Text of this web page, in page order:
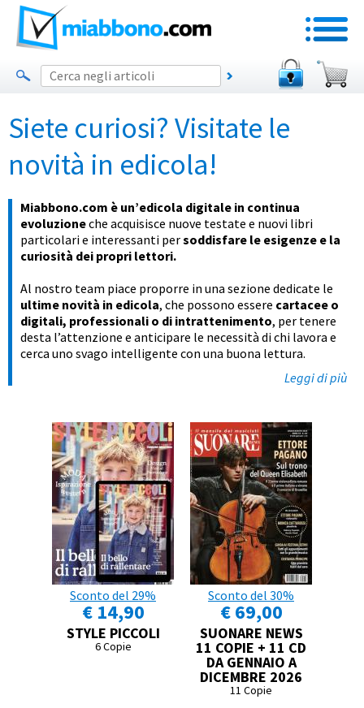
Siete curiosi? Visitate le
novità in edicola!
Miabbono.com è un’edicola digitale in continua
evoluzioneche acquisisce nuove testate e nuovi libri
particolari e interessanti persoddisfare le esigenze e la
curiosità dei propri lettori.
Al nostro team piace proporre in una sezione dedicate le
ultime novità in edicola, che possono essere cartacee o
digitali, professionali o di intrattenimento, per tenere
desta l’attenzione e anticipare le necessità di chi lavora e
cerca uno svago intelligente con una buona lettura.
Leggi di più
Sconto del 29%
€ 14,90
STYLE PICCOLI
6 Copie
Sconto del 30%
€ 69,00
SUONARE NEWS
11 COPIE + 11 CD
DA GENNAIO A
DICEMBRE 2026
11 Copie